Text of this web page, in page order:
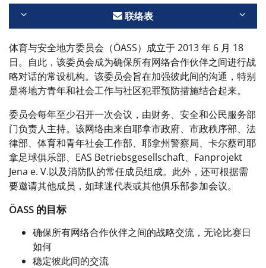
联络表
体育与安全地方委员会（ÖASS）成立于 2013 年 6 月 18
日。自此，该委员会成为确保所有网络合作伙伴之间进行战
略对话的常设机构。该委员会旨在加强彼此间的沟通，特别
是将地方青年和社会工作与社区犯罪预防措施结合起来。
委员会每年至少召开一次会议，由财务、安全和公民服务部
门负责人主持。该网络由来自耶拿市政府、市政秩序部、法
律部、体育和青年社会工作部、耶拿州警察局、卡尔蔡司耶
拿足球俱乐部、EAS Betriebsgesellschaft、Fanprojekt
Jena e. V.以及消防队的常任成员组成。此外，还可根据需
要邀请其他成员，如球迷代表或其他俱乐部参加会议。
ÖASS 的目标
确保所有网络合作伙伴之间的战略交流，无论比赛日
如何
稳定彼此间的交流